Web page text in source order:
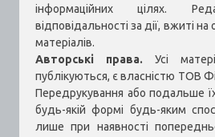
інформаційних цілях.
відповідальності за дії, вжиті на
матеріалів.
Авторські права. Усі
публікуються, є власністю ТОВ
Передрукування або подальше
будь-якій формі будь-яким
лише при наявності